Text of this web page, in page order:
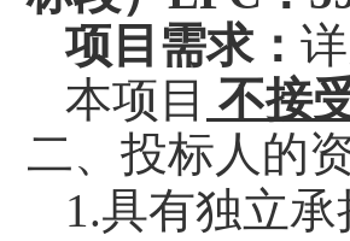
项目 需求：
本项目 不接
二、 投标人的
1.具有独立